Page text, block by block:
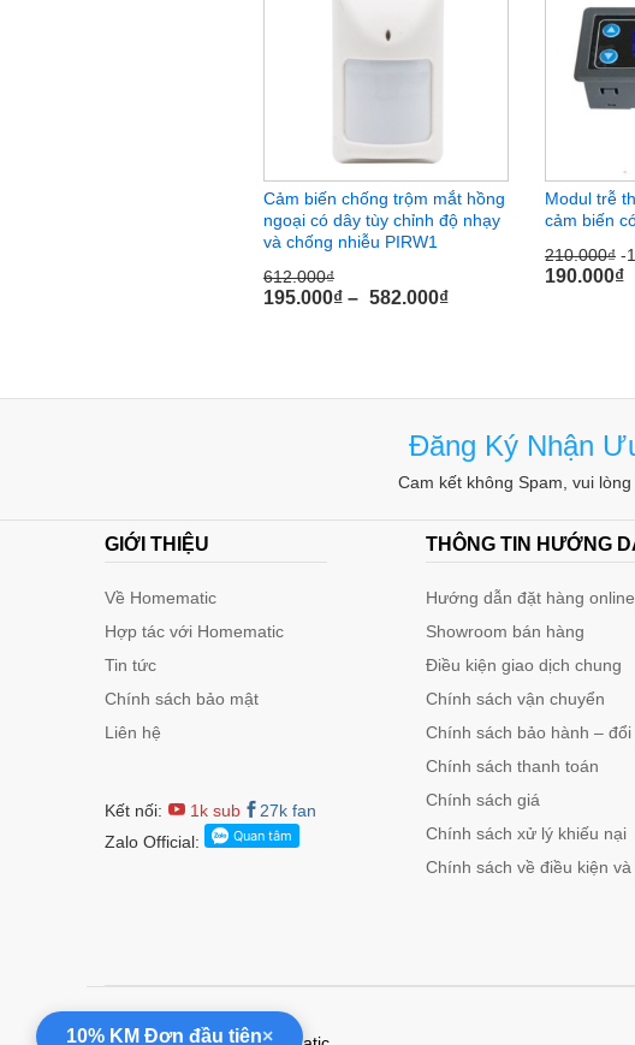
là phiên bản nâng cấp so
này có thêm màn hình hiển thị thời gian trễ giúp bạn theo dõi và
Cảm biến chống trộm mắt hồng
ngoại có dây tùy chỉnh độ nhạy
và chống nhiễu PIRW1
612.000₫
195.000₫ – 582.000₫
Modul trễ
cảm biến
210.000₫ -
190.000₫
Đăng Ký Nhận
Cam kết không Spam, vui
GIỚI THIỆU
Về Homematic
Hợp tác với Homematic
Tin tức
Chính sách bảo mật
Liên hệ
Kết nối: 1k sub
27k fan
Zalo Official:
THÔNG TIN HƯỚNG
Hướng dẫn đặt hàng online
Showroom bán hàng
Điều kiện giao dịch chung
Chính sách vận chuyển
Chính sách bảo hành –
Chính sách thanh toán
Chính sách giá
Chính sách xử lý khiếu nại
Chính sách về điều kiện
10% KM Đơn đầu tiên×